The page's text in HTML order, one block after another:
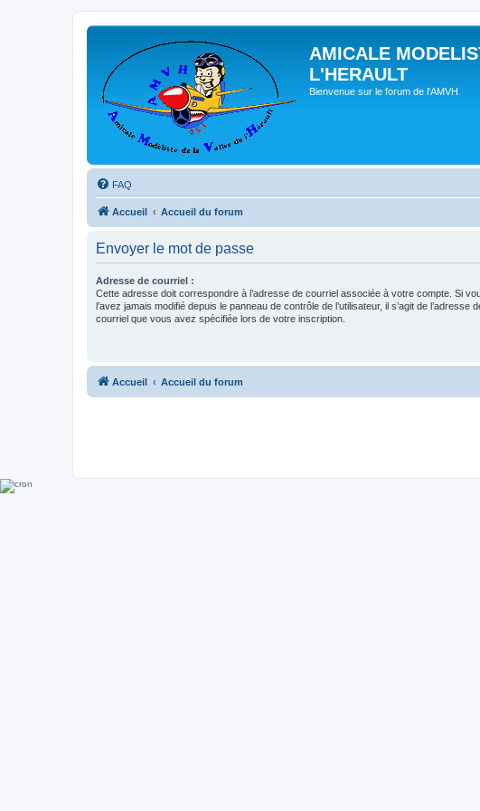
AMICALE
L'HERAULT
Bienvenue sur le forum de l'AMVH
FAQ
Accueil Accueil du forum
Envoyer le mot de passe
Adresse de courriel :
Cette adresse doit correspondre à l’adresse de courriel associée à votre compte. Si
l’avez jamais modifié depuis le panneau de contrôle de l’utilisateur, il s’agit de l’adresse
courriel que vous avez spécifiée lors de votre inscription.
Accueil Accueil du forum